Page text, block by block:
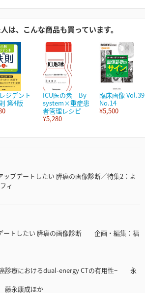
は、こんな商品も買っています。
ジデント
第4版
ICU医の素 By
system×重症患
者管理レシピ
¥5,280
臨床画像 Vol.39
No.14
¥5,500
ップデートしたい 膵癌の画像診断／特集2：よ
ィ
ートしたい 膵癌の画像診断 企画・編集：福
診療におけるdual-energy CTの有用性− 永
永康成ほか